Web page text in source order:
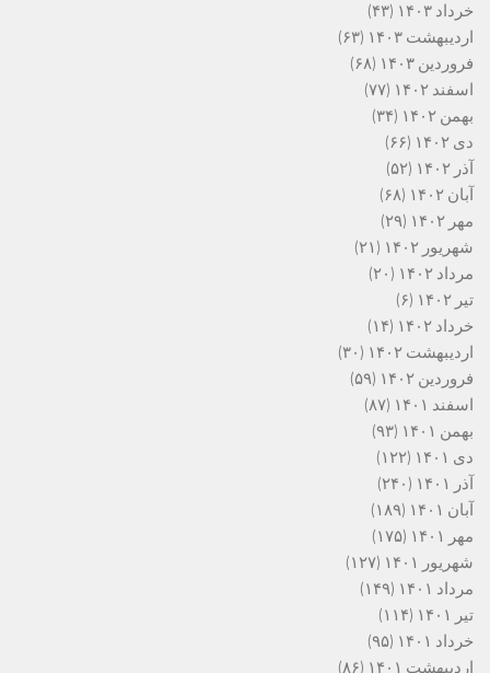
خرداد ۱۴۰۳
(۴۳)
اردیبهشت ۱۴۰۳
(۶۳)
فروردین ۱۴۰۳
(۶۸)
اسفند ۱۴۰۲
(۷۷)
بهمن ۱۴۰۲
(۳۴)
دی ۱۴۰۲
(۶۶)
آذر ۱۴۰۲
(۵۲)
آبان ۱۴۰۲
(۶۸)
مهر ۱۴۰۲
(۲۹)
شهریور ۱۴۰۲
(۲۱)
مرداد ۱۴۰۲
(۲۰)
تیر ۱۴۰۲
(۶)
خرداد ۱۴۰۲
(۱۴)
اردیبهشت ۱۴۰۲
(۳۰)
فروردین ۱۴۰۲
(۵۹)
اسفند ۱۴۰۱
(۸۷)
بهمن ۱۴۰۱
(۹۳)
دی ۱۴۰۱
(۱۲۲)
آذر ۱۴۰۱
(۲۴۰)
آبان ۱۴۰۱
(۱۸۹)
مهر ۱۴۰۱
(۱۷۵)
شهریور ۱۴۰۱
(۱۲۷)
مرداد ۱۴۰۱
(۱۴۹)
تیر ۱۴۰۱
(۱۱۴)
خرداد ۱۴۰۱
(۹۵)
اردیبهشت ۱۴۰۱
(۸۶)